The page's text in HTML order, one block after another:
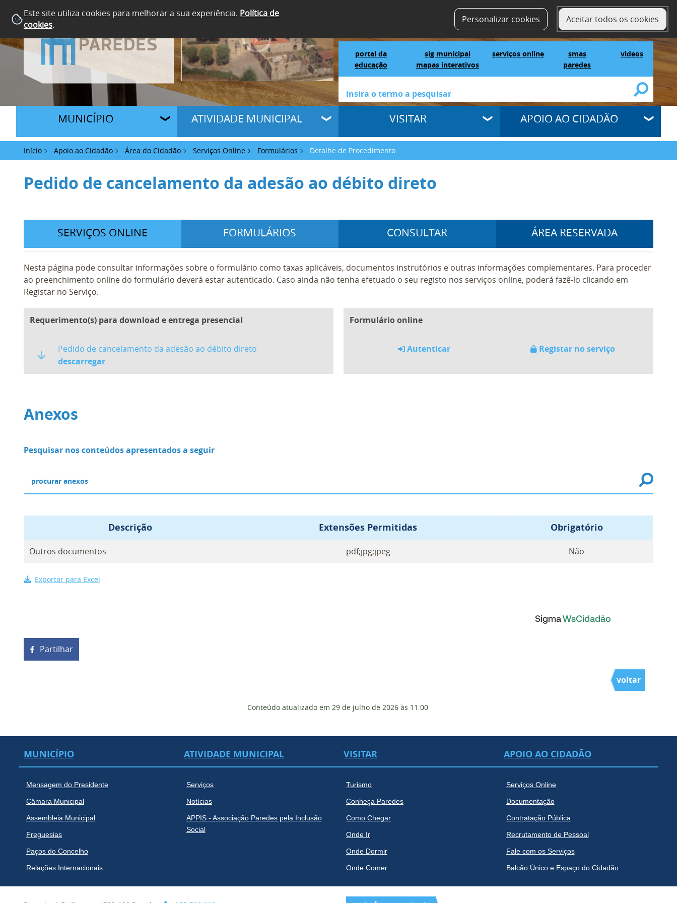
Este site utiliza cookies para melhorar a sua experiência. Política de
cookies. Personalizar cookies Aceitar todos os cookies
contactos SELECT LANGUAGE▼
portal da
educação
sig municipal
mapas interativos
serviços online
smas
paredes
videos
videos
MUNICÍPIO ATIVIDADE MUNICIPAL VISITAR APOIO AO CIDADÃO
Início Apoio ao Cidadão Área do Cidadão Serviços Online Formulários Detalhe de Procedimento
Pedido de cancelamento da adesão ao débito direto
SERVIÇOS ONLINE FORMULÁRIOS CONSULTAR ÁREA RESERVADA
Nesta página pode consultar informações sobre o formulário como taxas aplicáveis, documentos instrutórios e outras informações complementares. Para proceder
ao preenchimento online do formulário deverá estar autenticado. Caso ainda não tenha efetuado o seu registo nos serviços online, poderá fazê-lo clicando em
Registar no Serviço.
Requerimento(s) para download e entrega presencial
Pedido de cancelamento da adesão ao débito direto
descarregar
Formulário online
Autenticar Registar no serviço
Anexos
Pesquisar nos conteúdos apresentados a seguir
Descrição Extensões Permitidas Obrigatório
Outros documentos pdf;jpg;jpeg Não
Exportar para Excel
Partilhar
voltar
Conteúdo atualizado em 29 de julho de 2026 às 11:00
MUNICÍPIO
Mensagem do Presidente
Câmara Municipal
Assembleia Municipal
Freguesias
Paços do Concelho
Relações Internacionais
ATIVIDADE MUNICIPAL
Serviços
Notícias
APPIS - Associação Paredes pela Inclusão
Social
VISITAR
Turismo
Conheça Paredes
Como Chegar
Onde Ir
Onde Dormir
Onde Comer
APOIO AO CIDADÃO
Serviços Online
Documentação
Contratação Pública
Recrutamento de Pessoal
Fale com os Serviços
Balcão Único e Espaço do Cidadão